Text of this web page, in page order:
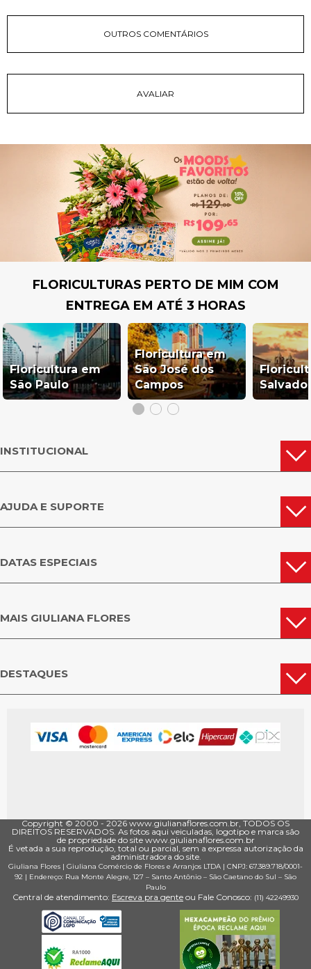
OUTROS COMENTÁRIOS
FLORICULTURAS PERTO DE MIM COM
ENTREGA EM ATÉ 3 HORAS
Floricultura em
São Paulo
Floricultura em
São José dos
Campos
INSTITUCIONAL
AJUDA E SUPORTE
DATAS ESPECIAIS
MAIS GIULIANA FLORES
DESTAQUES
Copyright © 2000 - ­2026 www.giulianaflores.com.br, TODOS OS
DIREITOS RESERVADOS. As fotos aqui veiculadas, logotipo e marca são
de propriedade do site www.giulianaflores.com.br
É vetada a sua reprodução, total ou parcial, sem a expressa autorização da
administradora do site.
Giuliana Flores | Giuliana Comércio de Flores e Arranjos LTDA | CNPJ: 67.389.718/0001­
92 | Endereço: Rua Monte Alegre, 127 – Santo Antônio – São Caetano do Sul – São
Paulo
Central de atendimento: Escreva pra gente ou Fale Conosco: (11) 4224­9930